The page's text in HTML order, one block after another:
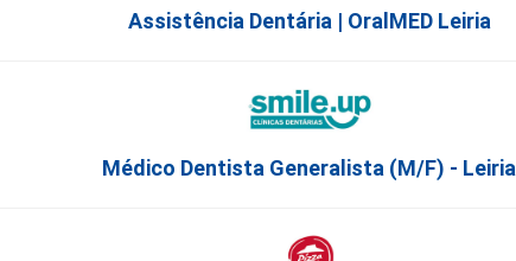
Assistência Dentária | OralMED Leiria
Médico Dentista Generalista (M/F) - Leiria